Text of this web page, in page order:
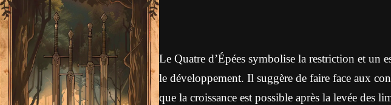
Le Quatre d’Épées symbolise la restriction et un
le développement. Il suggère de faire face aux
que la croissance est possible après la levée des